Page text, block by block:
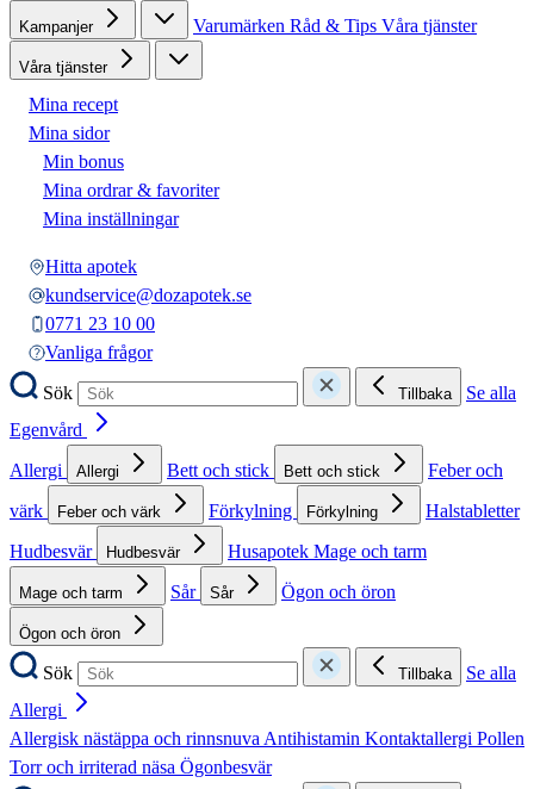
Kampanjer Varumärken Råd & Tips Våra tjänster
Våra tjänster
Mina recept
Mina sidor
Min bonus
Mina ordrar & favoriter
Mina inställningar
Hitta apotek
kundservice@dozapotek.se
0771 23 10 00
Vanliga frågor
Sök
Tillbaka
Se alla
Egenvård
Allergi
Allergi Bett och stick Bett och stick
Feber och
värk
Feber och värk Förkylning Förkylning
Halstabletter
Hudbesvär
Hudbesvär Husapotek Mage och tarm
Mage och tarm Sår Sår Ögon och öron
Ögon och öron
Sök Tillbaka
Se alla
Allergi
Allergisk nästäppa och rinnsnuvaAntihistamin Kontaktallergi Pollen
Torr och irriterad näsa Ögonbesvär